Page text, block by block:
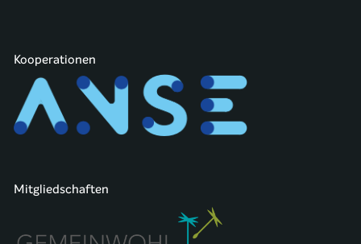
Kooperationen
Mitgliedschaften